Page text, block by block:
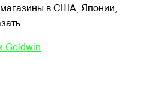
в США, Японии,
Goldwin